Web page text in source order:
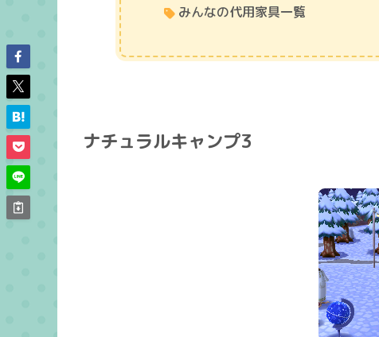
みんなの代用家具一覧
ナチュラルキャンプ3